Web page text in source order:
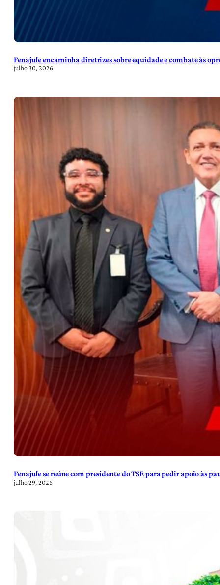
Fenajufe encaminha diretrizes sobre equidade e combate às
julho 30, 2026
Fenajufe se reúne com presidente do TSE para pedir apoio às
julho 29, 2026